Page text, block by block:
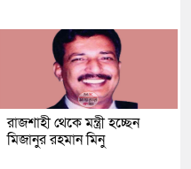
রাজশাহী থেকে মন্ত্রী হচ্ছেন
মিজানুর রহমান মিনু